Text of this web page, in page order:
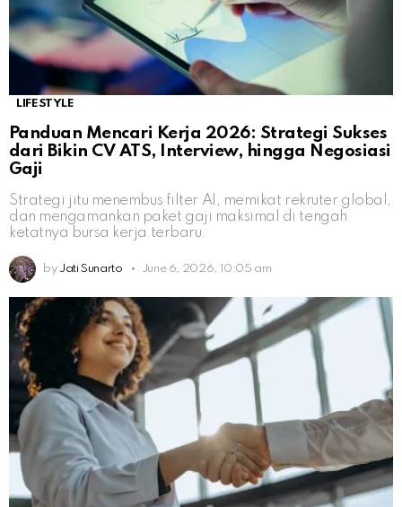
LIFESTYLE
Panduan Mencari Kerja 2026: Strategi Sukses
dari Bikin CV ATS, Interview, hingga Negosiasi
Gaji
Strategi jitu menembus filter AI, memikat rekruter global,
dan mengamankan paket gaji maksimal di tengah
ketatnya bursa kerja terbaru.
by Jati Sunarto June 6, 2026, 10:05 am